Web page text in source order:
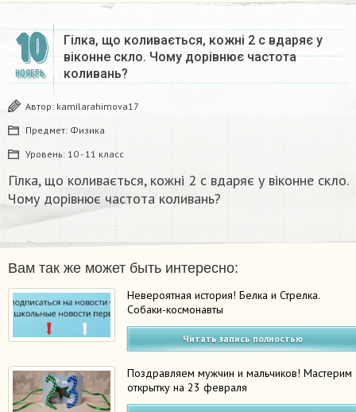
10
НОЯБРЬ
Гілка, що коливається, кожні 2 с вдаряє у
віконне скло. Чому дорівнює частота
коливань?
Автор: kamilarahimova17
Предмет: Физика
Уровень: 10 - 11 класс
Гілка, що коливається, кожні 2 с вдаряє у віконне скло.
Чому дорівнює частота коливань?
Вам так же может быть интересно:
Невероятная история! Белка и Стрелка.
Собаки-космонавты
Читать запись полностью
Поздравляем мужчин и мальчиков! Мастерим
открытку на 23 февраля